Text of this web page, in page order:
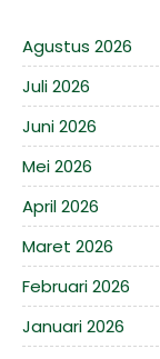
Agustus 2026
Juli 2026
Juni 2026
Mei 2026
April 2026
Maret 2026
Februari 2026
Januari 2026